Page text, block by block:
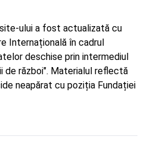
ului a fost actualizată cu
Internațională în cadrul
deschise prin intermediul
de război". Materialul reflectă
neapărat cu poziția Fundației